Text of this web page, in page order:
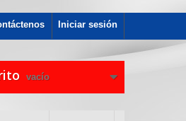
Iniciar sesión
vacío